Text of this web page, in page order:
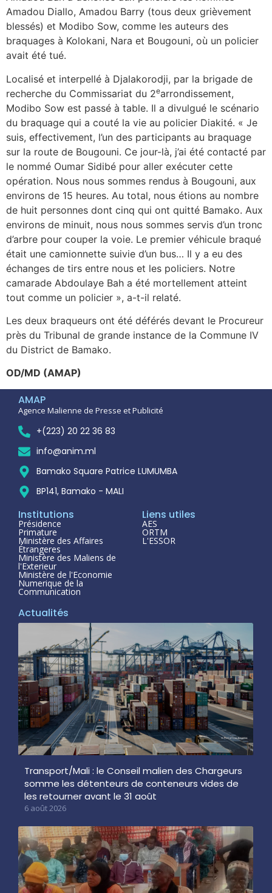
Amadou Diallo, Amadou Barry (tous deux grièvement
blessés) et Modibo Sow, comme les auteurs des
braquages à Kolokani, Nara et Bougouni, où un policier
avait été tué.
Localisé et interpellé à Djalakorodji, par la brigade de
recherche du Commissariat du 2earrondissement,
Modibo Sow est passé à table. Il a divulgué le scénario
du braquage qui a couté la vie au policier Diakité. « Je
suis, effectivement, l’un des participants au braquage
sur la route de Bougouni. Ce jour-là, j’ai été contacté par
le nommé Oumar Sidibé pour aller exécuter cette
opération. Nous nous sommes rendus à Bougouni, aux
environs de 15 heures. Au total, nous étions au nombre
de huit personnes dont cinq qui ont quitté Bamako. Aux
environs de minuit, nous nous sommes servis d’un tronc
d’arbre pour couper la voie. Le premier véhicule braqué
était une camionnette suivie d’un bus… Il y a eu des
échanges de tirs entre nous et les policiers. Notre
camarade Abdoulaye Bah a été mortellement atteint
tout comme un policier », a-t-il relaté.
Les deux braqueurs ont été déférés devant le Procureur
près du Tribunal de grande instance de la Commune IV
du District de Bamako.
OD/MD (AMAP)
AMAP
Agence Malienne de Presse et Publicité
+(223) 20 22 36 83
info@anim.ml
Bamako Square Patrice LUMUMBA
BP141, Bamako - MALI
Institutions
Présidence
Primature
Ministère des Affaires
Étrangeres
Ministère des Maliens de
l'Exterieur
Ministère de l'Economie
Numerique de la
Communication
Liens utiles
AES
ORTM
L'ESSOR
Actualités
Transport/Mali : le Conseil malien des Chargeurs
somme les détenteurs de conteneurs vides de
les retourner avant le 31 août
6 août 2026